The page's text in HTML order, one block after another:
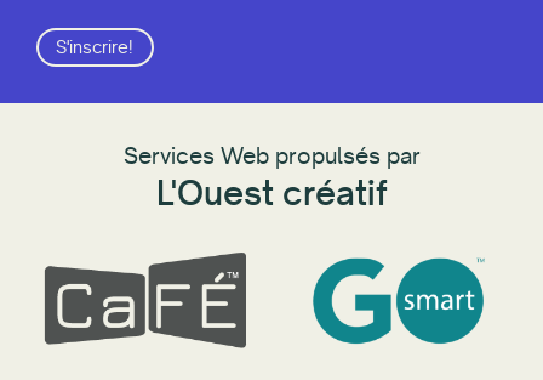
S'inscrire!
Services Web propulsés par
L'Ouest créatif